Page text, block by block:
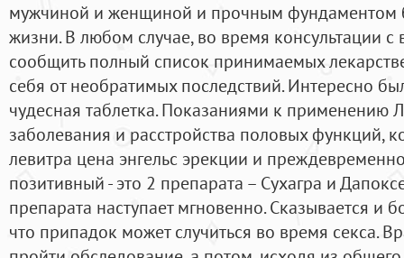
мужчиной и женщиной и прочным фундаментом
жизни. В любом случае, во время консультации
сообщить полный список принимаемых
себя от необратимых последствий. Интересно
чудесная таблетка. Показаниями к применению
заболевания и расстройства половых функций,
левитра цена энгельс эрекции и
позитивный - это 2 препарата – Сухагра и
препарата наступает мгновенно. Сказывается и
что припадок может случиться во время секса.